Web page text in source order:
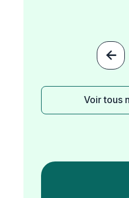

Voir tous